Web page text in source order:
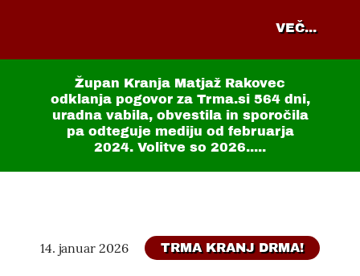
VEČ...
Župan Kranja Matjaž Rakovec
odklanja pogovor za Trma.si 564 dni,
uradna vabila, obvestila in sporočila
pa odteguje mediju od februarja
2024. Volitve so 2026.....
14. januar 2026 TRMA KRANJ DRMA!